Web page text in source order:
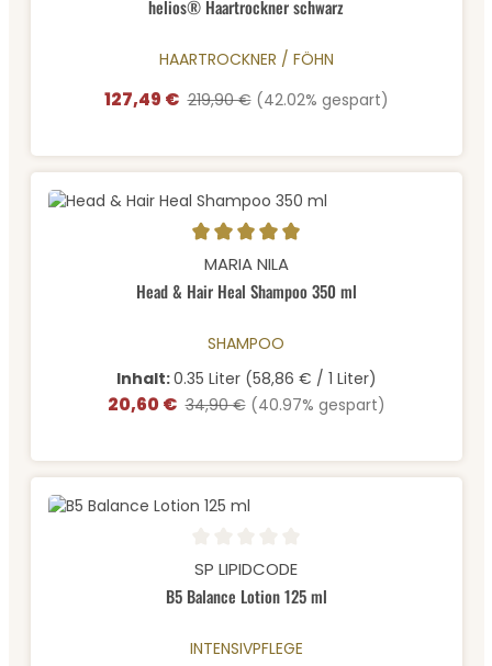
helios® Haartrockner schwarz
HAARTROCKNER / FÖHN
Verkaufspreis:
127,49 € Regulärer Preis:
219,90 € (42.02% gespart)
Durchschnittliche Bewertung von 5 von 5 Sternen
MARIA NILA
Head & Hair Heal Shampoo 350 ml
SHAMPOO
Inhalt:0.35 Liter (58,86 € / 1 Liter)
Verkaufspreis:
20,60 € Regulärer Preis:
34,90 € (40.97% gespart)
Durchschnittliche Bewertung von 0 von 5 Sternen
SP LIPIDCODE
B5 Balance Lotion 125 ml
INTENSIVPFLEGE